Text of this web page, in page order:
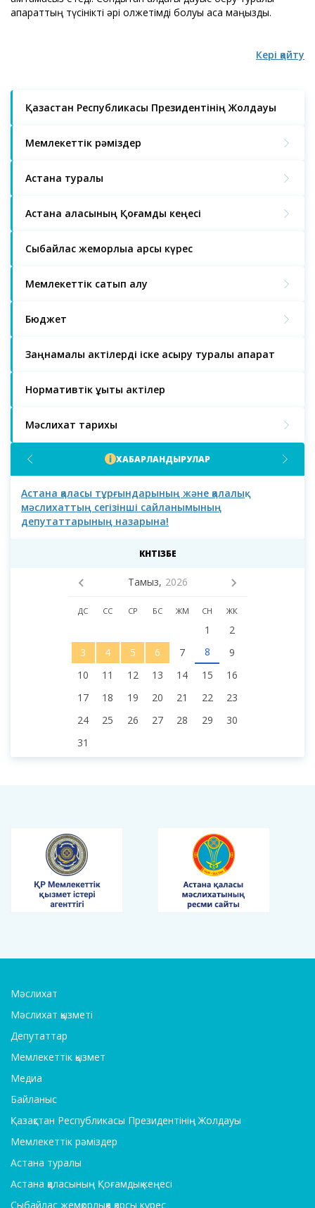
Қазақстан Республикасы Президентінің Жолдауы
Мемлекеттік рәміздер
Астана туралы
Астана қаласының Қоғамдық кеңесі
Сыбайлас жемқорлыққа қарсы күрес
Мемлекеттік сатып алу
Бюджет
Заңнамалық актілерді іске асыру туралы ақпарат
Нормативтік құқықтық актілер
Мәслихат тарихы
ХАБАРЛАНДЫРУЛАР
Астана қаласы тұрғындарының және қалалық
мәслихаттың сегізінші сайланымының
депутаттарының назарына!
КҮНТІЗБЕ
Тамыз, 2026
ДС СС СР БС ЖМ СН ЖК
1
2
3
4 5 6 7 8
9
10
11 12 13 14 15
16
17
18 19 20 21 22
23
24
25 26 27 28 29
30
31
ақпараттың түсінікті әрі қолжетімді болуы аса маңызды.
Кері қайту
Мәслихат
Мәслихат қызметі
Депутаттар
Мемлекеттік қызмет
Медиа
Байланыс
Қазақстан Республикасы Президентінің Жолдауы
Мемлекеттік рәміздер
Астана туралы
Астана қаласының Қоғамдық кеңесі
Сыбайлас жемқорлыққа қарсы күрес